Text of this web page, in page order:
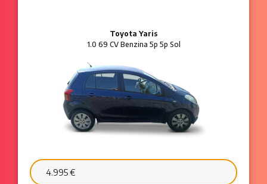
1.2 8V 69 CV Benzina 3p Plus
103 €/mese